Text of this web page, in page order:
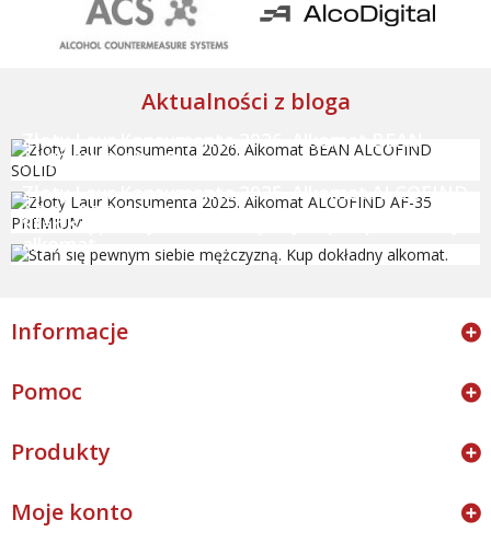
Aktualności z bloga
Złoty Laur Konsumenta 2026. Alkomat BEAN
ALCOFIND SOLID
Złoty Laur Konsumenta 2025. Alkomat ALCOFIND
AF-35 PREMIUM
Stań się pewnym siebie mężczyzną. Kup dokładny
alkomat.
Informacje
Pomoc
Produkty
Moje konto